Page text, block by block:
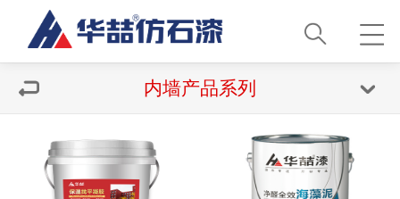
内墙产品系列